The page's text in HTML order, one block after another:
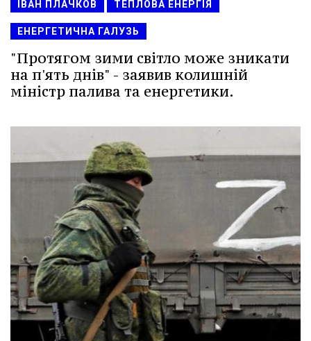
ІВАН ПЛАЧКОВ ТЕПЛОВА ЕНЕРГІЯ
ЕНЕРГЕТИЧНА ГАЛУЗЬ
"Протягом зими світло може зникати
на п'ять днів" - заявив колишній
міністр палива та енергетики.